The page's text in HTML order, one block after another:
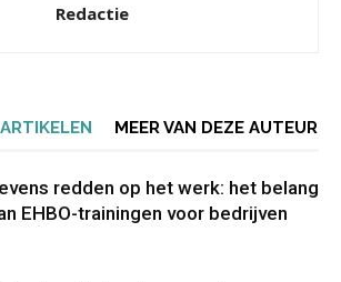
Redactie
MEER VAN DEZE AUTEUR
redden op het werk: het belang
EHBO-trainingen voor bedrijven